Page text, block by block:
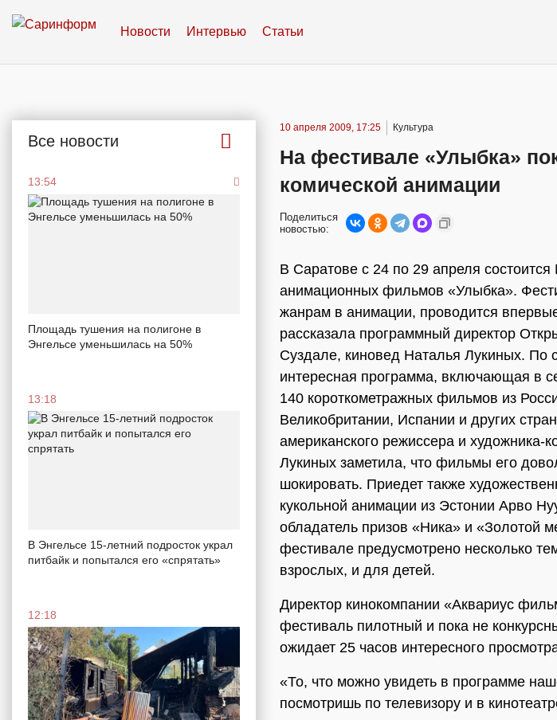
Новости Интервью Статьи
Все новости
13:54
Площадь тушения на полигоне в
Энгельсе уменьшилась на 50%
13:18
В Энгельсе 15-летний подросток украл
питбайк и попытался его «спрятать»
12:18
10 апреля 2009, 17:25 Культура
На фестивале «Улыбка»
комической анимации
Поделиться
новостью:
В Саратове с 24 по 29 апреля
анимационных фильмов «Улыбка».
жанрам в анимации, проводится
рассказала программный директор
Суздале, киновед Наталья Лукиных. По
интересная программа, включающая в
140 короткометражных фильмов из
Великобритании, Испании и других
американского режиссера и художника-
Лукиных заметила, что фильмы его
шокировать. Приедет также
кукольной анимации из Эстонии Арво
обладатель призов «Ника» и «Золотой
фестивале предусмотрено несколько
взрослых, и для детей.
Директор кинокомпании «Аквариус
фестиваль пилотный и пока не
ожидает 25 часов интересного
«То, что можно увидеть в программе
посмотришь по телевизору и в